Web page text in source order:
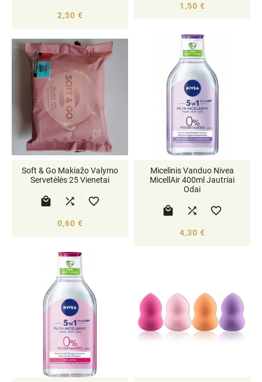
2,50 €
1,50 €
Soft & Go Makiažo Valymo
Servetėlės 25 Vienetai
  
0,60 €
Micelinis Vanduo Nivea
MicellAir 400ml Jautriai
Odai
  
4,30 €